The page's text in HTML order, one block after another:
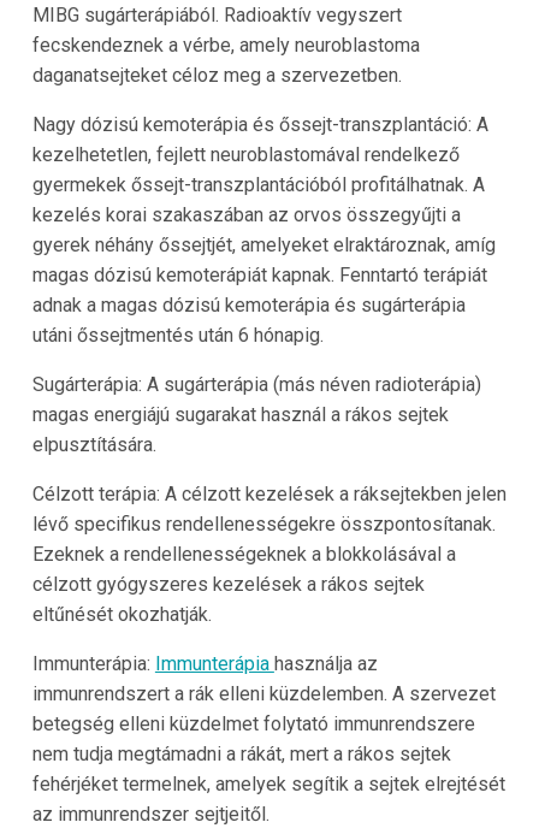
MIBG sugárterápiából. Radioaktív vegyszert
fecskendeznek a vérbe, amely neuroblastoma
daganatsejteket céloz meg a szervezetben.
Nagy dózisú kemoterápia és őssejt-transzplantáció: A
kezelhetetlen, fejlett neuroblastomával rendelkező
gyermekek őssejt-transzplantációból profitálhatnak. A
kezelés korai szakaszában az orvos összegyűjti a
gyerek néhány őssejtjét, amelyeket elraktároznak, amíg
magas dózisú kemoterápiát kapnak. Fenntartó terápiát
adnak a magas dózisú kemoterápia és sugárterápia
utáni őssejtmentés után 6 hónapig.
Sugárterápia: A sugárterápia (más néven radioterápia)
magas energiájú sugarakat használ a rákos sejtek
elpusztítására.
Célzott terápia: A célzott kezelések a ráksejtekben jelen
lévő specifikus rendellenességekre összpontosítanak.
Ezeknek a rendellenességeknek a blokkolásával a
célzott gyógyszeres kezelések a rákos sejtek
eltűnését okozhatják.
Immunterápia: Immunterápia használja az
immunrendszert a rák elleni küzdelemben. A szervezet
betegség elleni küzdelmet folytató immunrendszere
nem tudja megtámadni a rákát, mert a rákos sejtek
fehérjéket termelnek, amelyek segítik a sejtek elrejtését
az immunrendszer sejtjeitől.